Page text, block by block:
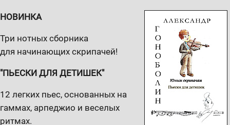
НОВИНКА
Три нотных сборника
для начинающих скрипачей!
"ПЬЕСКИ ДЛЯ ДЕТИШЕК"
12 легких пьес, основанных на
гаммах, арпеджио и веселых
ритмах.